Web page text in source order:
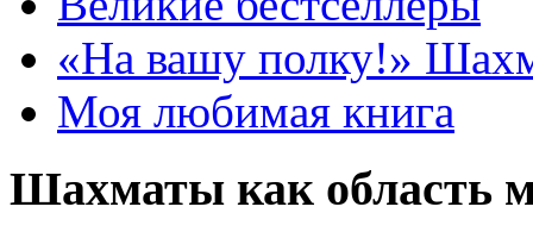
«На вашу полку!»
Моя любимая книга
Шахматы как область